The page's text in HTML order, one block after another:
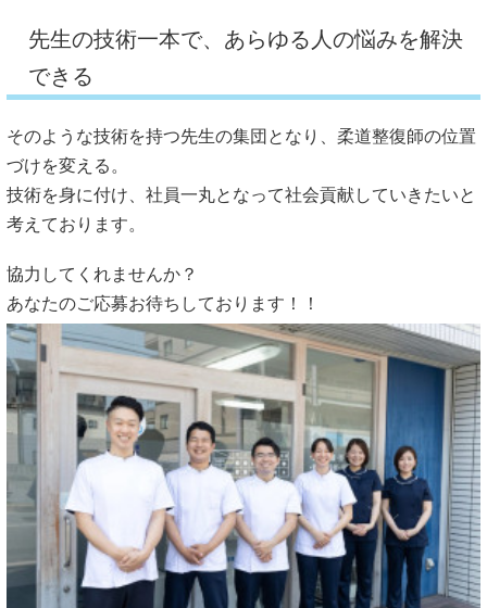
先生の技術一本で、あらゆる人の悩みを解決
できる
そのような技術を持つ先生の集団となり、柔道整復師の位置
づけを変える。
技術を身に付け、社員一丸となって社会貢献していきたいと
考えております。
協力してくれませんか？
あなたのご応募お待ちしております！！